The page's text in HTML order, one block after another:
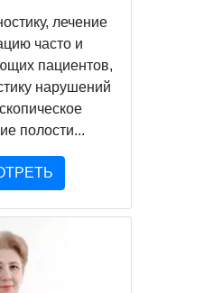
лечение
часто и
пациентов,
нарушений
полости...